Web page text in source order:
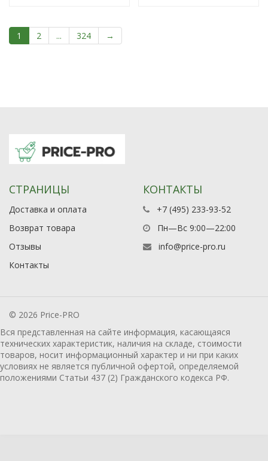
1 2 ... 324 →
СТРАНИЦЫ
Доставка и оплата
Возврат товара
Отзывы
Контакты
КОНТАКТЫ
+7 (495) 233-93-52
Пн—Вс 9:00—22:00
info@price-pro.ru
© 2026 Price-PRO
Вся представленная на сайте информация, касающаяся
технических характеристик, наличия на складе, стоимости
товаров, носит информационный характер и ни при каких
условиях не является публичной офертой, определяемой
положениями Статьи 437 (2) Гражданского кодекса РФ.